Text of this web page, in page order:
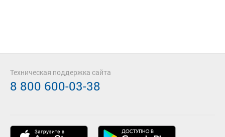
Техническая поддержка сайта
8 800 600-03-38